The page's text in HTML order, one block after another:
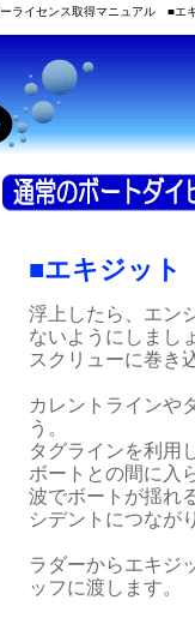
ライセンス取得マニュアル ■エ
■エキジット
浮上したら、エン
ないようにしまし
スクリューに巻き
カレントラインや
う。
タグラインを利用
ボートとの間に入
波でボートが揺れ
シデントにつなが
ラダーからエキジ
ッフに渡します。